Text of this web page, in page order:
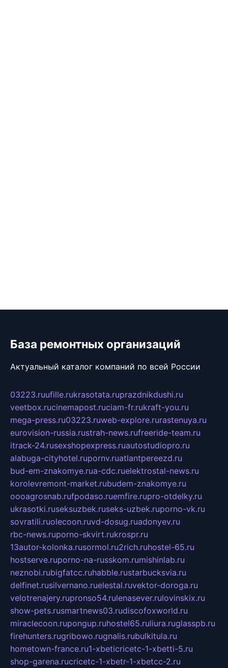
База ремонтных организаций
Актуальный каталог компаний по всей России
03223.ruufille.rukrasotata.ruprazdnikdushi.ru
veetbox.rucinemapost.ruciam-fr.rukraft-you.ru
mega-press.ru03223.ruweb-explore.rurastenuya.ru
eurovision-russia.rustrah-news.rufreeride-team.ru
itrack-24.rusexshopexpress.ruautostudiopro.ru
alabuga-cityhotel.rupornv.ruatlantpereezd.ru
bud-em-znakomye.rua-cdc.ruelektrostal-news.ru
korolevremont-market.rubudem-znakomye.ru
oooagrosnab.rufpodaso.ruemfire.rupro-otdelky.ru
ukrasotki.ruseksuzbek.ruseks-uzbek.ruporno-vk.ru
sovratili.ruolecoon.ruvd-dosug.ruadonyev.ru
rbc-news.ruporno-skvirt.rukrospr.ru
13autor-kolonka.rusormol.ru2rich.ruhostel-65.ru
hostserve.ruporno-na-russkom.rumishinlab.ru
neznobi.rubigfatcc.ruhabble.rustarbucksvia.ru
delfinet.rusilvernano.ruelestal.ruvektor-doroga.ru
velotrenajery.rupronso54.rulenasever.rulovinskix.ru
show-pets.rusmartnews03.rudiscofoxworld.ru
miraclecoon.rupongup.ruhostel65.ruliura.ruglasspb.ru
firehunters.rugribowo.rugnalis.rubulkitula.ru
hometown-france.ru1-xbeticricetc-1-xbetti-5.ru
shop-garena.rucricetc-1-xbetr-1-xbetcc-2.ru